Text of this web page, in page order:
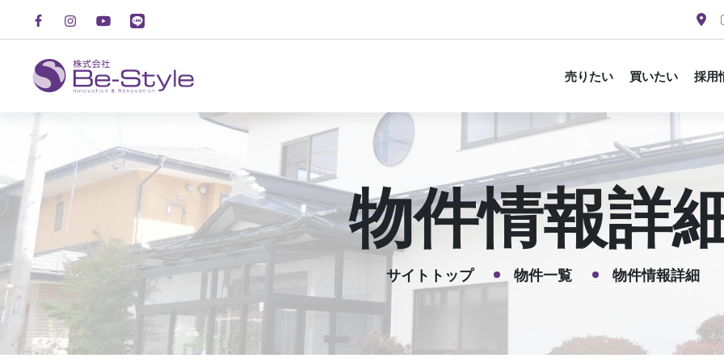
売りたい 買いたい 採用
物件情報詳
サイトトップ 物件一覧 物件情報詳細